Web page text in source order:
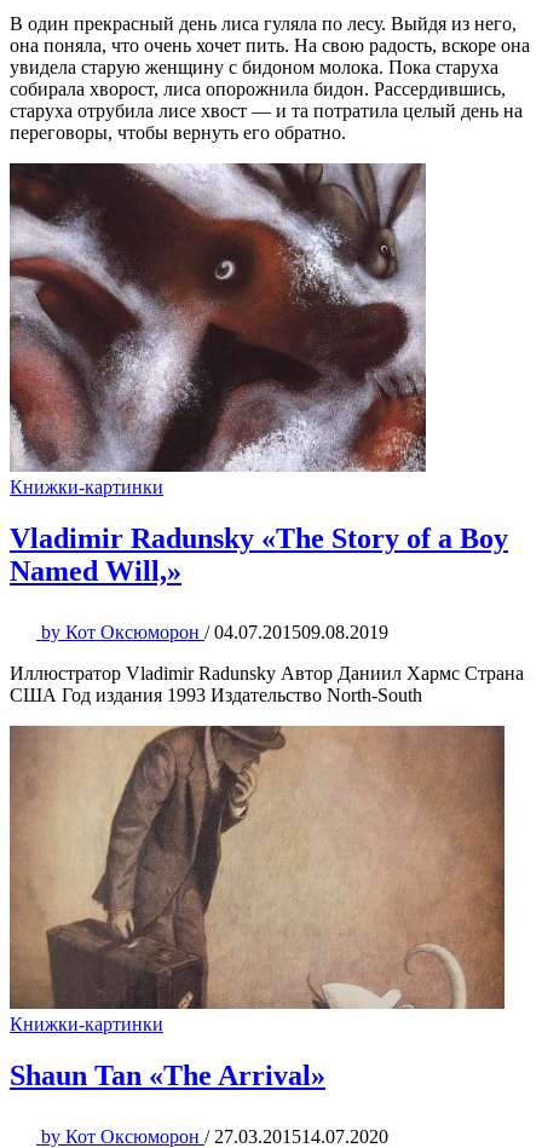
В один прекрасный день лиса гуляла по лесу. Выйдя из него,
она поняла, что очень хочет пить. На свою радость, вскоре она
увидела старую женщину с бидоном молока. Пока старуха
собирала хворост, лиса опорожнила бидон. Рассердившись,
старуха отрубила лисе хвост — и та потратила целый день на
переговоры, чтобы вернуть его обратно.
Книжки-картинки
Vladimir Radunsky «The Story of a Boy
Named Will,»
by Кот Оксюморон / 04.07.201509.08.2019
Иллюстратор Vladimir Radunsky Автор Даниил Хармс Страна
США Год издания 1993 Издательство North-South
Книжки-картинки
Shaun Tan «The Arrival»
by Кот Оксюморон / 27.03.201514.07.2020